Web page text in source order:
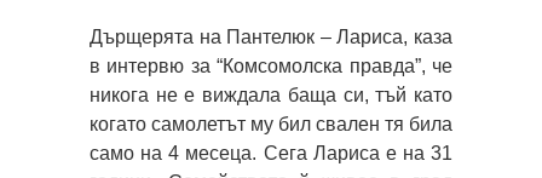
Дърщерята на Пантелюк – Лариса, каза
в интервю за “Комсомолска правда”, че
никога не е виждала баща си, тъй като
когато самолетът му бил свален тя била
само на 4 месеца. Сега Лариса е на 31